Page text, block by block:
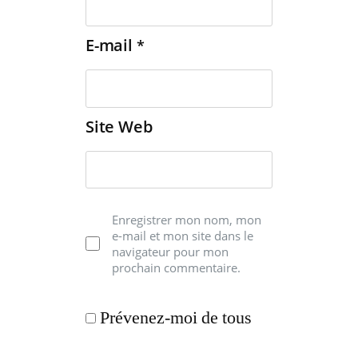
E-mail *
Site Web
Enregistrer mon nom, mon
e-mail et mon site dans le
navigateur pour mon
prochain commentaire.
Prévenez-moi de tous